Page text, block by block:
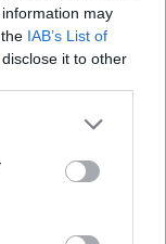
may
IAB’s List of
it to other
or more Google
You may click to
party tags to
in below Google